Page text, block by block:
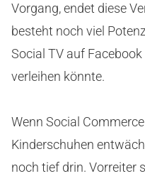
Vorgang, endet diese
besteht noch viel
Social TV auf
verleihen könnte.
Wenn Social
Kinderschuhen
noch tief drin. Vorreiter